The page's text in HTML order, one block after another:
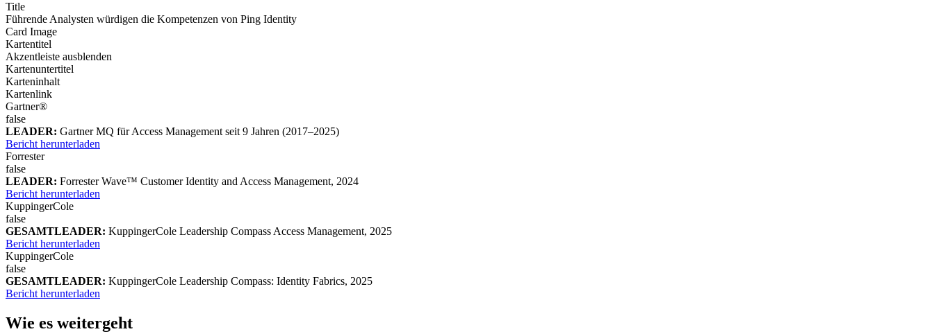
Title
Führende Analysten würdigen die Kompetenzen von Ping Identity
Card Image
Kartentitel
Akzentleiste ausblenden
Kartenuntertitel
Karteninhalt
Kartenlink
Gartner®
false
LEADER: Gartner MQ für Access Management seit 9 Jahren (2017–2025)
Bericht herunterladen
Forrester
false
LEADER: Forrester Wave™ Customer Identity and Access Management, 2024
Bericht herunterladen
KuppingerCole
false
GESAMTLEADER: KuppingerCole Leadership Compass Access Management, 2025
Bericht herunterladen
KuppingerCole
false
GESAMTLEADER: KuppingerCole Leadership Compass: Identity Fabrics, 2025
Bericht herunterladen
Wie es weitergeht